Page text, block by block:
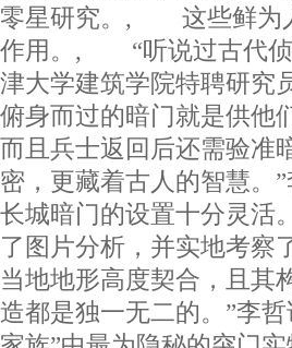
零星研究。, 这些鲜为人
作用。, “听说过古代侦
津大学建筑学院特聘研究
俯身而过的暗门就是供他
而且兵士返回后还需验
密，更藏着古人的智慧
长城暗门的设置十分灵活
了图片分析，并实地考察
当地地形高度契合，且其
造都是独一无二的。”李